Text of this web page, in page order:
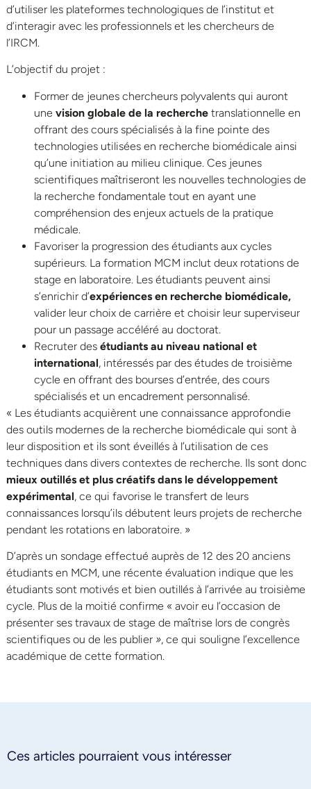
d’utiliser les plateformes technologiques de l’institut et
d’interagir avec les professionnels et les chercheurs de
l’IRCM.
L’objectif du projet :
Former de jeunes chercheurs polyvalents qui auront
une vision globale de la recherche translationnelle en
offrant des cours spécialisés à la fine pointe des
technologies utilisées en recherche biomédicale ainsi
qu’une initiation au milieu clinique. Ces jeunes
scientifiques maîtriseront les nouvelles technologies de
la recherche fondamentale tout en ayant une
compréhension des enjeux actuels de la pratique
médicale.
Favoriser la progression des étudiants aux cycles
supérieurs. La formation MCM inclut deux rotations de
stage en laboratoire. Les étudiants peuvent ainsi
s’enrichir d’expériences en recherche biomédicale,
valider leur choix de carrière et choisir leur superviseur
pour un passage accéléré au doctorat.
Recruter des étudiants au niveau national et
international, intéressés par des études de troisième
cycle en offrant des bourses d’entrée, des cours
spécialisés et un encadrement personnalisé.
« Les étudiants acquièrent une connaissance approfondie
des outils modernes de la recherche biomédicale qui sont à
leur disposition et ils sont éveillés à l’utilisation de ces
techniques dans divers contextes de recherche. Ils sont donc
mieux outillés et plus créatifs dans le développement
expérimental, ce qui favorise le transfert de leurs
connaissances lorsqu’ils débutent leurs projets de recherche
pendant les rotations en laboratoire. »
D’après un sondage effectué auprès de 12 des 20 anciens
étudiants en MCM, une récente évaluation indique que les
étudiants sont motivés et bien outillés à l’arrivée au troisième
cycle. Plus de la moitié confirme « avoir eu l’occasion de
présenter ses travaux de stage de maîtrise lors de congrès
scientifiques ou de les publier », ce qui souligne l’excellence
académique de cette formation.
Ces articles pourraient vous intéresser